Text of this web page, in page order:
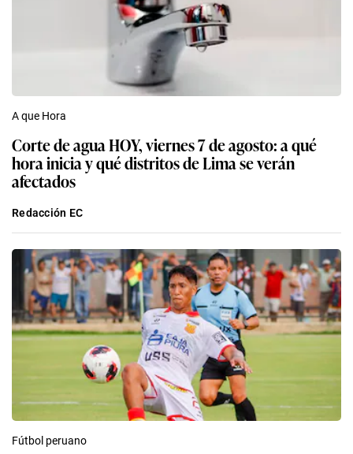
A que Hora
Corte de agua HOY, viernes 7 de agosto: a qué
hora inicia y qué distritos de Lima se verán
afectados
Redacción EC
Fútbol peruano